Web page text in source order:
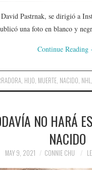
Pastrnak, se dirigió a
una foto en blanco y
Continue Reading
, HIJO, MUERTE, NACIDO, NHL,
NO HARÁ
NACIDO
MAY 9, 2021 CONNIE CHU